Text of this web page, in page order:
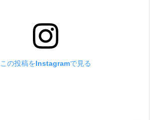
この投稿をInstagramで見る